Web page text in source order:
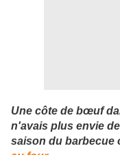
Une côte de bœuf
n'avais plus envie
saison du barbecue